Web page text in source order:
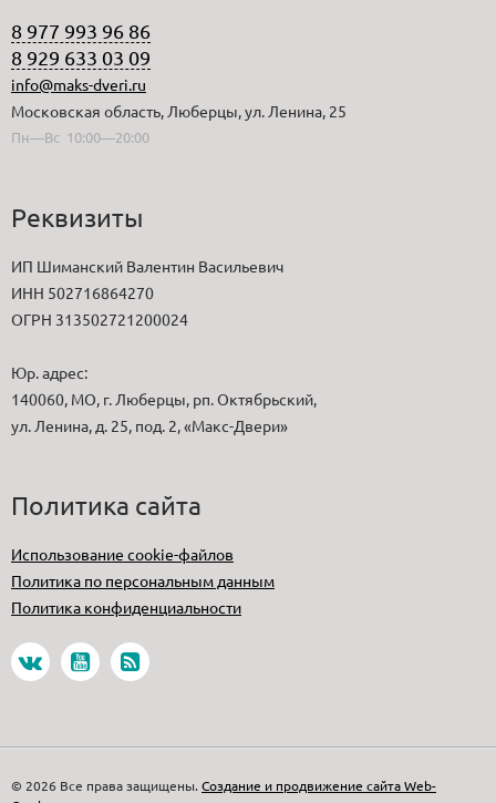
8 977 993 96 86
8 929 633 03 09
info@maks-dveri.ru
Московская область, Люберцы, ул. Ленина, 25
Пн—Вс 10:00—20:00
Реквизиты
ИП Шиманский Валентин Васильевич
ИНН 502716864270
ОГРН 313502721200024
Юр. адрес:
140060, МО, г. Люберцы, рп. Октябрьский,
ул. Ленина, д. 25, под. 2, «Макс-Двери»
Политика сайта
Использование cookie-файлов
Политика по персональным данным
Политика конфиденциальности
© 2026 Все права защищены. Создание и продвижение сайта Web-